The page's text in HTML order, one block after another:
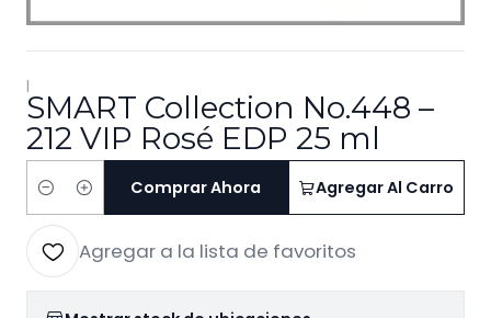
|
SMART Collection No.448 –
212 VIP Rosé EDP 25 ml
Cantidad
Agregar Al Carro
Comprar Ahora
Agregar a la lista de favoritos